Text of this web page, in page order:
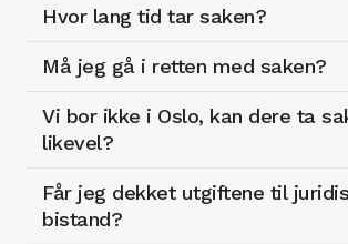
Hvor lang tid tar saken?
Må jeg gå i retten med saken?
Vi bor ikke i Oslo, kan dere ta
likevel?
Får jeg dekket utgiftene til
bistand?